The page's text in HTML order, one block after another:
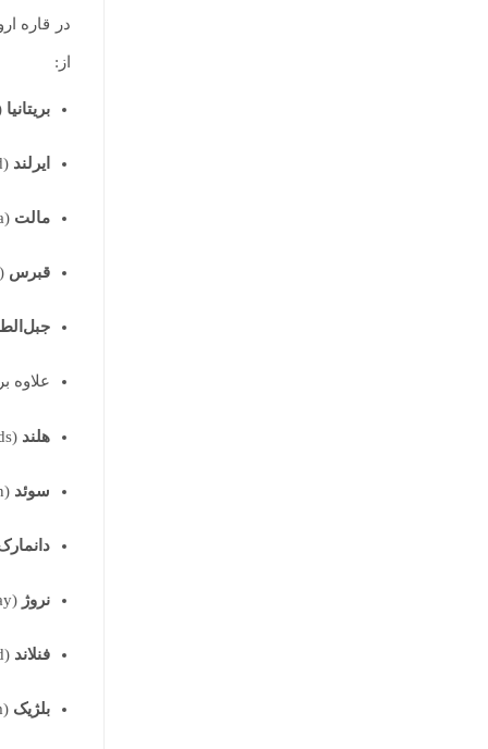
در قاره
از:
بریتانیا
ایرلند (Ireland)
مالت (Malta)
قبرس
علاوه
هلند (Netherlands)
سوئد (Sweden)
نروژ (Norway)
فنلاند (Finland)
بلژیک (Belgium)